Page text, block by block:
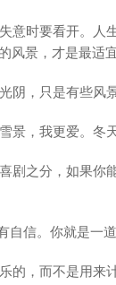
意时要看开。人
风景，才是最适
阴，只是有些风
景，我更爱。冬
剧之分，如果你
自信。你就是一
的，而不是用来